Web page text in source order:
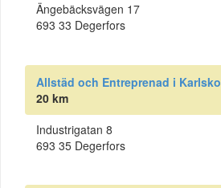
Ängebäcksvägen 17
693 33 Degerfors
Allstäd och Entreprenad i
20 km
Industrigatan 8
693 35 Degerfors